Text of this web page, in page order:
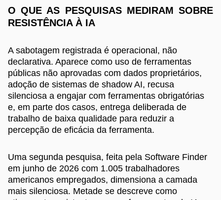
O QUE AS PESQUISAS MEDIRAM SOBRE
RESISTÊNCIA À IA
A sabotagem registrada é operacional, não
declarativa. Aparece como uso de ferramentas
públicas não aprovadas com dados proprietários,
adoção de sistemas de shadow AI, recusa
silenciosa a engajar com ferramentas obrigatórias
e, em parte dos casos, entrega deliberada de
trabalho de baixa qualidade para reduzir a
percepção de eficácia da ferramenta.
Uma segunda pesquisa, feita pela Software Finder
em junho de 2026 com 1.005 trabalhadores
americanos empregados, dimensiona a camada
mais silenciosa. Metade se descreve como